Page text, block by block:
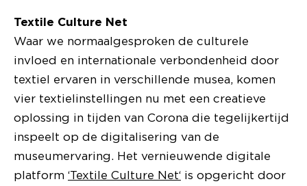
Textile Culture Net
Waar we normaalgesproken de culturele
invloed en internationale verbondenheid door
textiel ervaren in verschillende musea, komen
vier textielinstellingen nu met een creatieve
oplossing in tijden van Corona die tegelijkertijd
inspeelt op de digitalisering van de
museumervaring. Het vernieuwende digitale
platform ‘Textile Culture Net‘ is opgericht door